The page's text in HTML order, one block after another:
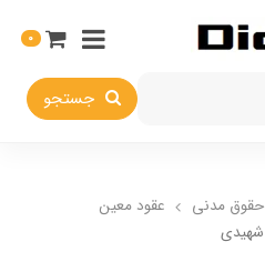
جستجو
0
حقوق مدني
عقود معين